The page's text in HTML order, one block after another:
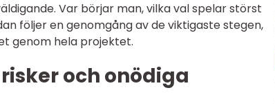
Var börjar man, vilka val spelar störst
följer en genomgång av de viktigaste stegen,
genom hela projektet.
och onödiga